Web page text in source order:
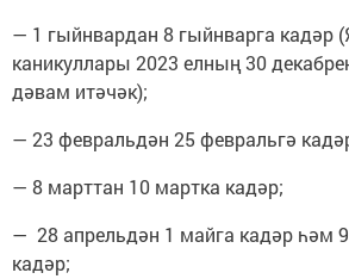
— 1 гыйнвардан 8 гыйнварга кадәр
каникуллары 2023 елның 30
дәвам итәчәк);
— 23 февральдән 25 февральгә
— 8 марттан 10 мартка кадәр;
— 28 апрельдән 1 майга кадәр һәм
кадәр;